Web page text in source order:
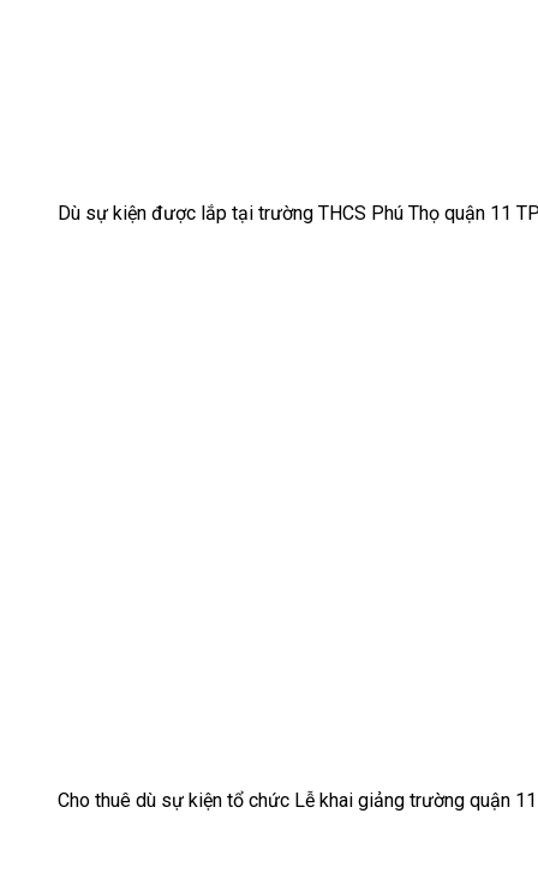
Dù sự kiện được lắp tại trường THCS Phú Thọ quận 11
Cho thuê dù sự kiện tổ chức Lễ khai giảng trường quận